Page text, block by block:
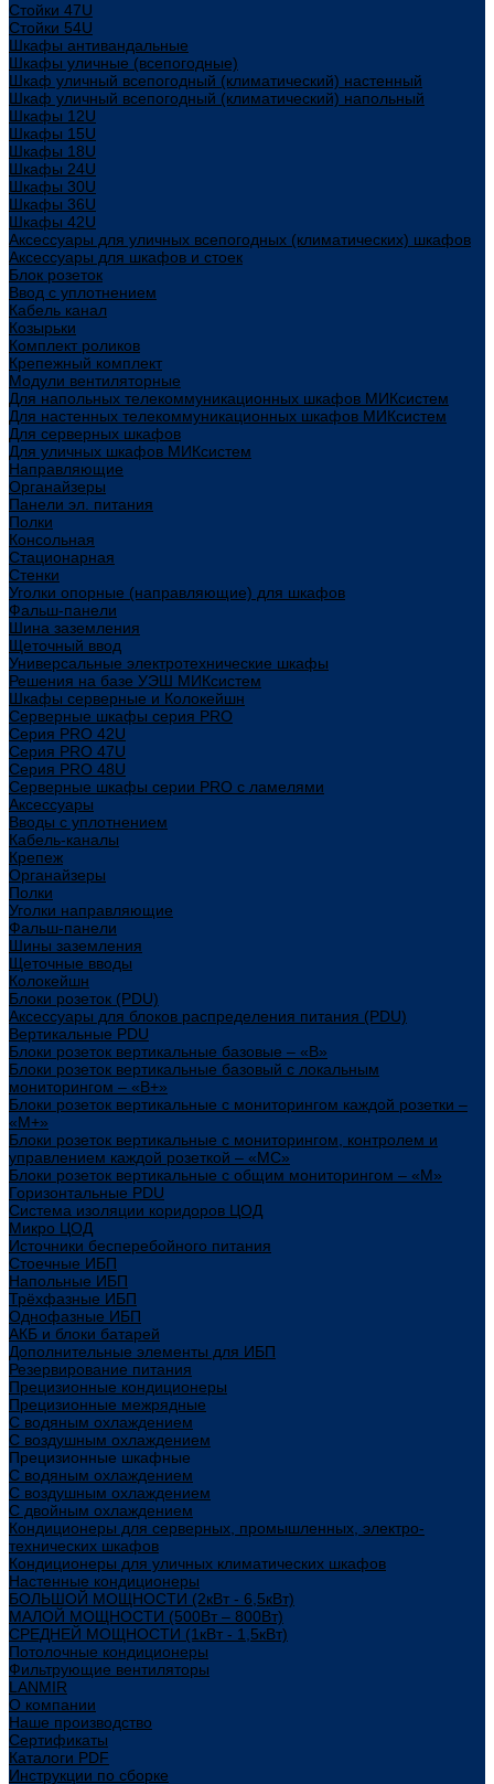
Стойки 47U
Стойки 54U
Шкафы антивандальные
Шкафы уличные (всепогодные)
Шкаф уличный всепогодный (климатический) настенный
Шкаф уличный всепогодный (климатический) напольный
Шкафы 12U
Шкафы 15U
Шкафы 18U
Шкафы 24U
Шкафы 30U
Шкафы 36U
Шкафы 42U
Аксессуары для уличных всепогодных (климатических) шкафов
Аксессуары для шкафов и стоек
Блок розеток
Ввод с уплотнением
Кабель канал
Козырьки
Комплект роликов
Крепежный комплект
Модули вентиляторные
Для напольных телекоммуникационных шкафов МИКсистем
Для настенных телекоммуникационных шкафов МИКсистем
Для серверных шкафов
Для уличных шкафов МИКсистем
Направляющие
Органайзеры
Панели эл. питания
Полки
Консольная
Стационарная
Стенки
Уголки опорные (направляющие) для шкафов
Фальш-панели
Шина заземления
Щеточный ввод
Универсальные электротехнические шкафы
Решения на базе УЭШ МИКсистем
Шкафы серверные и Колокейшн
Серверные шкафы серия PRO
Серия PRO 42U
Серия PRO 47U
Серия PRO 48U
Серверные шкафы серии PRO с ламелями
Аксессуары
Вводы с уплотнением
Кабель-каналы
Крепеж
Органайзеры
Полки
Уголки направляющие
Фальш-панели
Шины заземления
Щеточные вводы
Колокейшн
Блоки розеток (PDU)
Аксессуары для блоков распределения питания (PDU)
Вертикальные PDU
Блоки розеток вертикальные базовые – «В»
Блоки розеток вертикальные базовый с локальным
мониторингом – «В+»
Блоки розеток вертикальные с мониторингом каждой розетки –
«М+»
Блоки розеток вертикальные с мониторингом, контролем и
управлением каждой розеткой – «МС»
Блоки розеток вертикальные с общим мониторингом – «М»
Горизонтальные PDU
Система изоляции коридоров ЦОД
Микро ЦОД
Источники бесперебойного питания
Стоечные ИБП
Напольные ИБП
Трёхфазные ИБП
Однофазные ИБП
АКБ и блоки батарей
Дополнительные элементы для ИБП
Резервирование питания
Прецизионные кондиционеры
Прецизионные межрядные
С водяным охлаждением
С воздушным охлаждением
Прецизионные шкафные
С водяным охлаждением
С воздушным охлаждением
С двойным охлаждением
Кондиционеры для серверных, промышленных, электро-
технических шкафов
Кондиционеры для уличных климатических шкафов
Настенные кондиционеры
БОЛЬШОЙ МОЩНОСТИ (2кВт - 6,5кВт)
МАЛОЙ МОЩНОСТИ (500Вт – 800Вт)
СРЕДНЕЙ МОЩНОСТИ (1кВт - 1,5кВт)
Потолочные кондиционеры
Фильтрующие вентиляторы
LANMIR
О компании
Наше производство
Сертификаты
Каталоги PDF
Инструкции по сборке